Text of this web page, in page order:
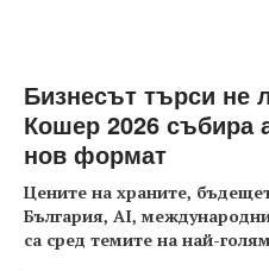
Бизнесът търси не
Кошер 2026 събира
нов формат
Цените на храните,
България, AI,
са сред темите на най-